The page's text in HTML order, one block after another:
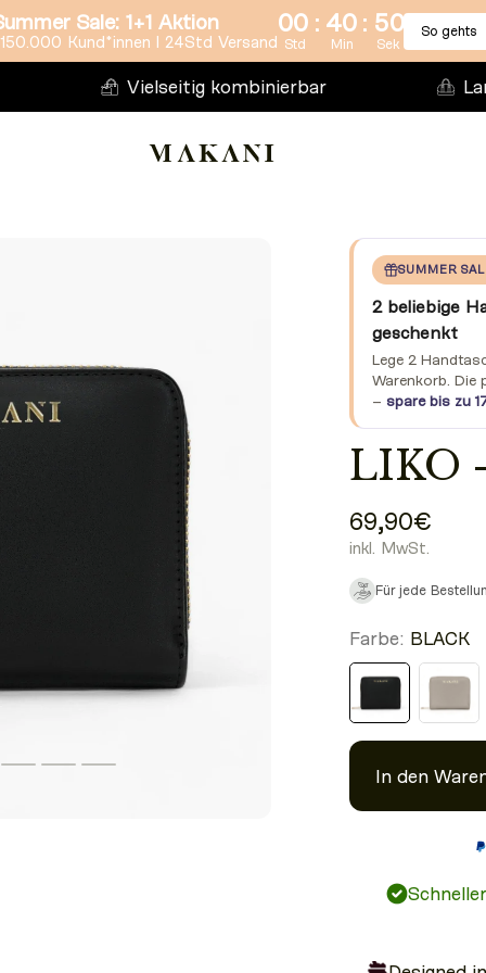
Sale: 1+1 Aktion
Kund*innen l 24Std Versand
00 : 40 : 49
Std Min Sek
So gehts
Vielseitig kombinierbar
SUMMER
2 beliebige
geschenkt
Lege 2
Warenkorb.
– spare bis zu
LIKO
69,90€
inkl. MwSt.
Für jede
Farbe: BLACK
In den